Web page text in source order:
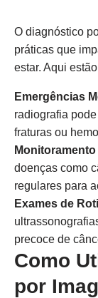
O diagnóstico
práticas que
estar. Aqui
Emergências
radiografia
fraturas ou
doenças como
regulares para
Exames de
precoce de
Como
por